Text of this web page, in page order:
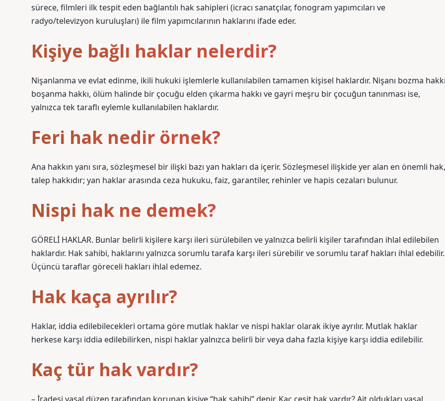
sürece, filmleri ilk tespit eden bağlantılı hak sahipleri (icracı sanatçılar, fonogram yapımcıları ve
radyo/televizyon kuruluşları) ile film yapımcılarının haklarını ifade eder.
Kişiye bağlı haklar nelerdir?
Nişanlanma ve evlat edinme, ikili hukuki işlemlerle kullanılabilen tamamen kişisel haklardır. Nişanı bozma
boşanma hakkı, ölüm halinde bir çocuğu elden çıkarma hakkı ve gayri meşru bir çocuğun tanınması ise,
yalnızca tek taraflı eylemle kullanılabilen haklardır.
Feri hak nedir örnek?
Ana hakkın yanı sıra, sözleşmesel bir ilişki bazı yan hakları da içerir. Sözleşmesel ilişkide yer alan en önemli hak,
talep hakkıdır; yan haklar arasında ceza hukuku, faiz, garantiler, rehinler ve hapis cezaları bulunur.
Nispi hak ne demek?
GÖRELİ HAKLAR. Bunlar belirli kişilere karşı ileri sürülebilen ve yalnızca belirli kişiler tarafından ihlal edilebilen
haklardır. Hak sahibi, haklarını yalnızca sorumlu tarafa karşı ileri sürebilir ve sorumlu taraf hakları ihlal edebilir.
Üçüncü taraflar göreceli hakları ihlal edemez.
Hak kaça ayrılır?
Haklar, iddia edilebilecekleri ortama göre mutlak haklar ve nispi haklar olarak ikiye ayrılır. Mutlak haklar
herkese karşı iddia edilebilirken, nispi haklar yalnızca belirli bir veya daha fazla kişiye karşı iddia edilebilir.
Kaç tür hak vardır?